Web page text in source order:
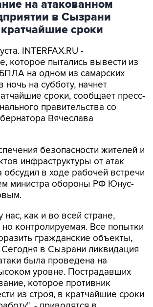
на атакованном
в Сызрани
кратчайшие сроки
INTERFAX.RU -
которое пытались вывести из
на одном из самарских
ночь на субботу, начнет
сроки, сообщает пресс-
правительства со
Вячеслава
безопасности жителей и
инфраструктуры от атак
обсудил в ходе рабочей встречи
министра обороны РФ Юнус-
нас, как и во всей стране,
контролируемая. Все попытки
гражданские объекты,
в Сызрани ликвидация
была проведена на
уровне. Пострадавших
которое противник
из строя, в кратчайшие сроки